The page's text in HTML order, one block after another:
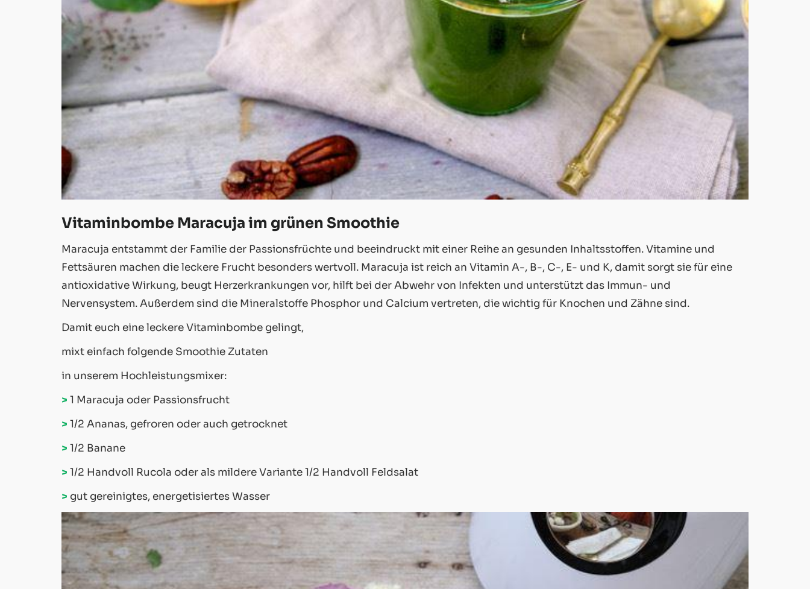
Vitaminbombe Maracuja im grünen Smoothie
Maracuja entstammt der Familie der Passionsfrüchte und beeindruckt mit einer Reihe an gesunden Inhaltsstoffen. Vitamine und
Fettsäuren machen die leckere Frucht besonders wertvoll. Maracuja ist reich an Vitamin A-, B-, C-, E- und K, damit sorgt sie für eine
antioxidative Wirkung, beugt Herzerkrankungen vor, hilft bei der Abwehr von Infekten und unterstützt das Immun- und
Nervensystem. Außerdem sind die Mineralstoffe Phosphor und Calcium vertreten, die wichtig für Knochen und Zähne sind.
Damit euch eine leckere Vitaminbombe gelingt,
mixt einfach folgende Smoothie Zutaten
in unserem Hochleistungsmixer:
> 1 Maracuja oder Passionsfrucht
> 1/2 Ananas, gefroren oder auch getrocknet
> 1/2 Banane
> 1/2 Handvoll Rucola oder als mildere Variante 1/2 Handvoll Feldsalat
> gut gereinigtes, energetisiertes Wasser